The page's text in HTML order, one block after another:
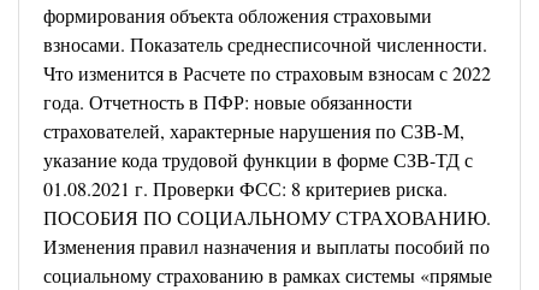
формирования объекта обложения страховыми
взносами. Показатель среднесписочной численности.
Что изменится в Расчете по страховым взносам с 2022
года. Отчетность в ПФР: новые обязанности
страхователей, характерные нарушения по СЗВ-М,
указание кода трудовой функции в форме СЗВ-ТД с
01.08.2021 г. Проверки ФСС: 8 критериев риска.
ПОСОБИЯ ПО СОЦИАЛЬНОМУ СТРАХОВАНИЮ.
Изменения правил назначения и выплаты пособий по
социальному страхованию в рамках системы «прямые